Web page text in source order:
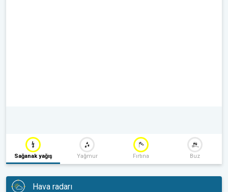
Sağanak yağış Yağmur Fırtına Buz
Hava radarı